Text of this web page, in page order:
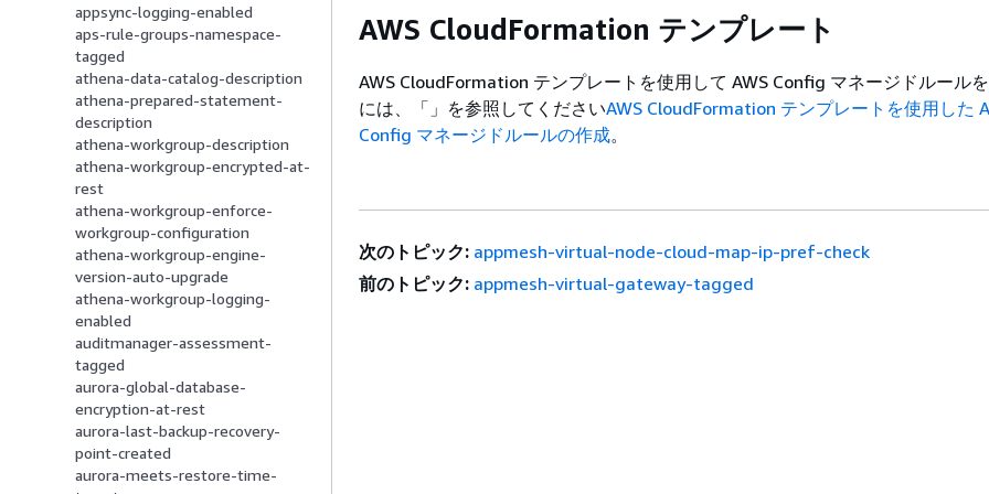
appsync-logging-enabled
aps-rule-groups-namespace-
tagged
athena-data-catalog-description
athena-prepared-statement-
description
athena-workgroup-description
athena-workgroup-encrypted-at-
rest
athena-workgroup-enforce-
workgroup-configuration
athena-workgroup-engine-
version-auto-upgrade
athena-workgroup-logging-
enabled
auditmanager-assessment-
tagged
aurora-global-database-
encryption-at-rest
aurora-last-backup-recovery-
point-created
aurora-meets-restore-time-
AWS CloudFormation テンプレート
AWS CloudFormation テンプレートを使用して AWS Config マネージドルール
には、「」を参照してくださいAWS CloudFormation テンプレートを使用した
Config マネージドルールの作成。
次のトピック: appmesh-virtual-node-cloud-map-ip-pref-check
前のトピック: appmesh-virtual-gateway-tagged